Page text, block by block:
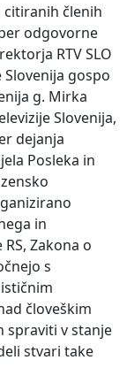
citiranih členih
odgovorne
RTV SLO
gospo
g. Mirka
Slovenija,
dejanja
Posleka in
in
Zakona o
s
človeškim
spraviti v stanje
stvari take